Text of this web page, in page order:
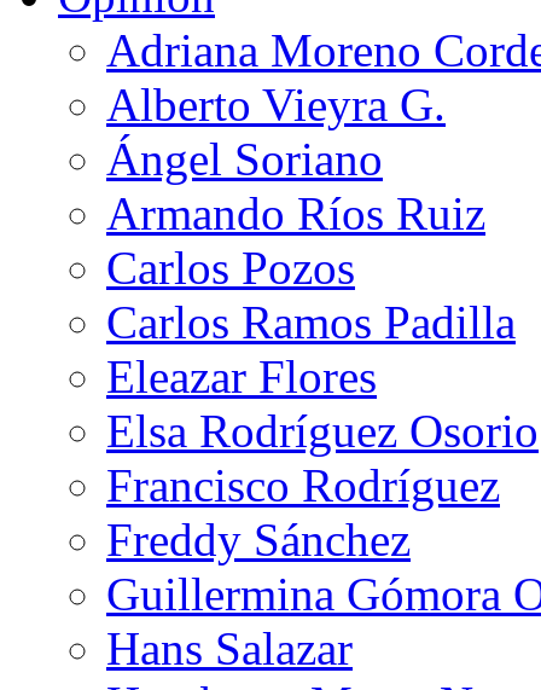
Adriana Moreno
Alberto Vieyra G.
Ángel Soriano
Armando Ríos Ruiz
Carlos Pozos
Carlos Ramos Padilla
Eleazar Flores
Elsa Rodríguez Osorio
Francisco Rodríguez
Freddy Sánchez
Guillermina Gómora
Hans Salazar